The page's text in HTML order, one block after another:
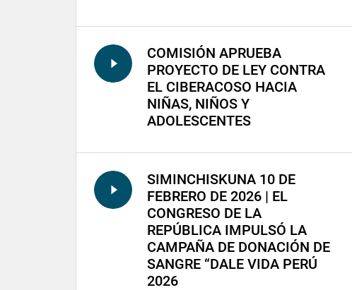
COMISIÓN APRUEBA
PROYECTO DE LEY CONTRA
EL CIBERACOSO HACIA
NIÑAS, NIÑOS Y
ADOLESCENTES
SIMINCHISKUNA 10 DE
FEBRERO DE 2026 | EL
CONGRESO DE LA
REPÚBLICA IMPULSÓ LA
CAMPAÑA DE DONACIÓN DE
SANGRE “DALE VIDA PERÚ
2026